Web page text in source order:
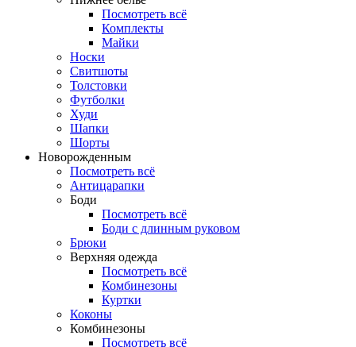
Посмотреть всё
Комплекты
Майки
Носки
Свитшоты
Толстовки
Футболки
Худи
Шапки
Шорты
Новорожденным
Посмотреть всё
Антицарапки
Боди
Посмотреть всё
Боди с длинным руковом
Брюки
Верхняя одежда
Посмотреть всё
Комбинезоны
Куртки
Коконы
Комбинезоны
Посмотреть всё